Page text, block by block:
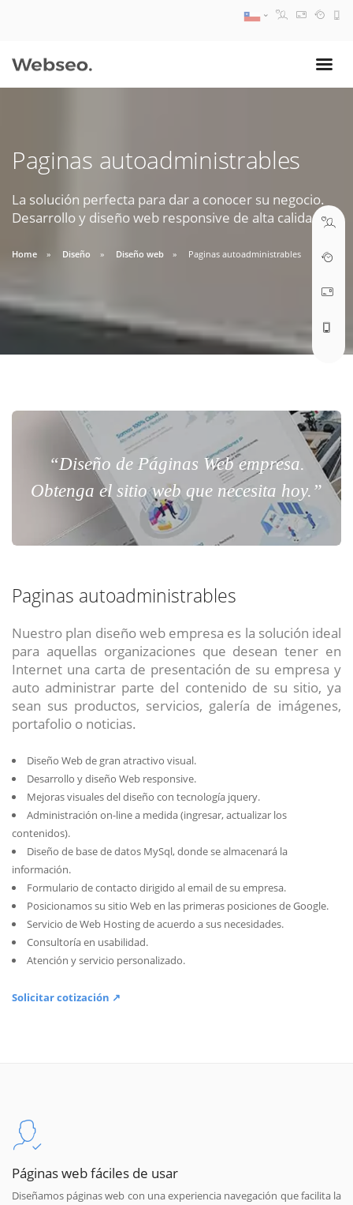
Paginas autoadministrables
La solución perfecta para dar a conocer su negocio.
Desarrollo y diseño web responsive de alta calidad.
Home Diseño Diseño web Paginas autoadministrables
“Diseño de Páginas Web empresa.
Obtenga el sitio web que necesita hoy.”
Paginas autoadministrables
Nuestro plan diseño web empresa es la solución ideal
para aquellas organizaciones que desean tener en
Internet una carta de presentación de su empresa y
auto administrar parte del contenido de su sitio, ya
sean sus productos, servicios, galería de imágenes,
portafolio o noticias.
Diseño Web de gran atractivo visual.
Desarrollo y diseño Web responsive.
Mejoras visuales del diseño con tecnología jquery.
Administración on-line a medida (ingresar, actualizar los
contenidos).
Diseño de base de datos MySql, donde se almacenará la
información.
Formulario de contacto dirigido al email de su empresa.
Posicionamos su sitio Web en las primeras posiciones de Google.
Servicio de Web Hosting de acuerdo a sus necesidades.
Consultoría en usabilidad.
Atención y servicio personalizado.
Solicitar cotización ↗
Páginas web fáciles de usar
Diseñamos páginas web con una experiencia navegación que facilita la
09:30 AM A 18:30 PM
soporte@webseo.cl